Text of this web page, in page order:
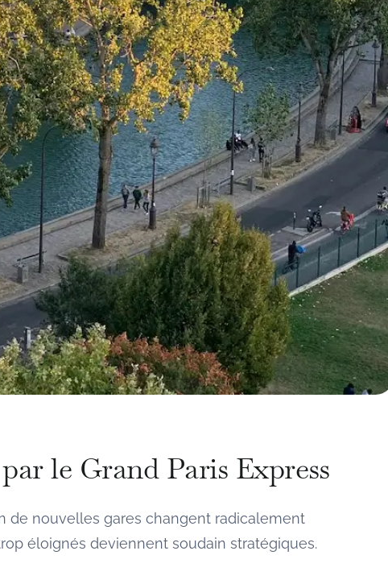
le Grand Paris Express
de nouvelles gares changent radicalement
éloignés deviennent soudain stratégiques.